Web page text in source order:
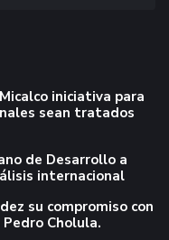
iniciativa para
sean tratados
de Desarrollo a
internacional
su compromiso con
Cholula.